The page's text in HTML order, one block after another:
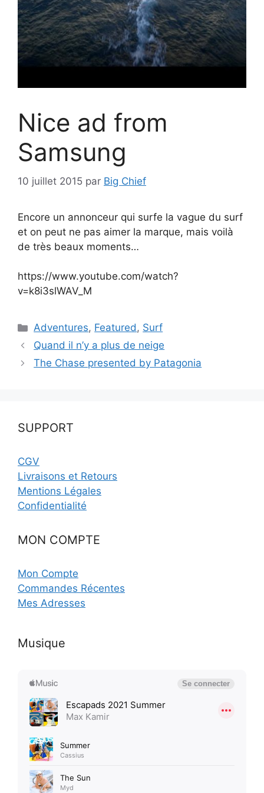
Nice ad from
Samsung
10 juillet 2015 par Big Chief
Encore un annonceur qui surfe la vague du surf
et on peut ne pas aimer la marque, mais voilà
de très beaux moments…
https://www.youtube.com/watch?
v=k8i3slWAV_M
Catégories
Adventures, Featured, Surf
Quand il n’y a plus de neige
The Chase presented by Patagonia
SUPPORT
CGV
Livraisons et Retours
Mentions Légales
Confidentialité
MON COMPTE
Mon Compte
Commandes Récentes
Mes Adresses
Musique